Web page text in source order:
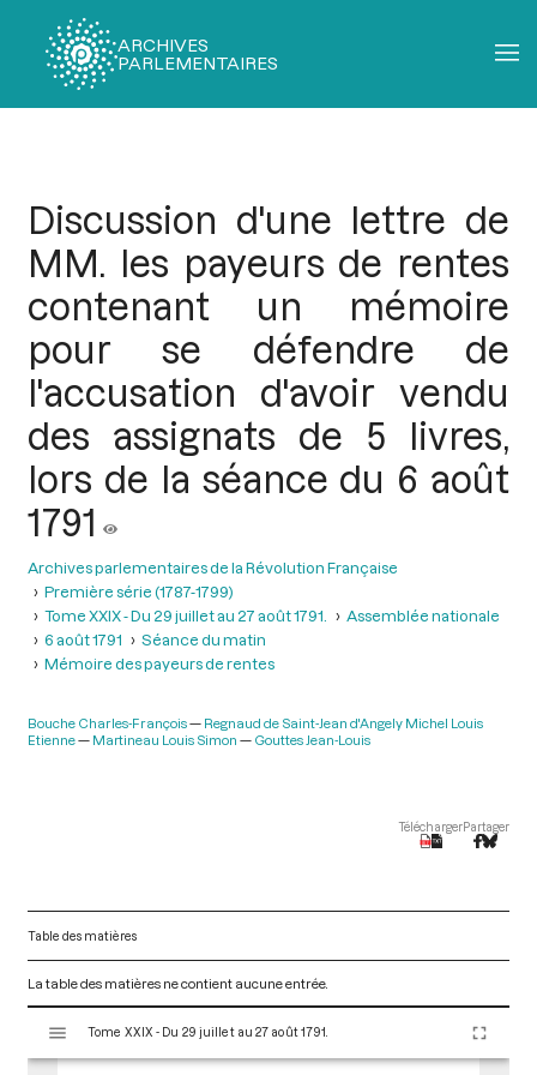
ARCHIVES
PARLEMENTAIRES
Discussion d'une lettre de
MM. les payeurs de rentes
contenant un mémoire
pour se défendre de
l'accusation d'avoir vendu
des assignats de 5 livres,
lors de la séance du 6 août
1791
Archives parlementaires de la Révolution Française
Première série (1787-1799)
Tome XXIX - Du 29 juillet au 27 août 1791.
Assemblée nationale
6 août 1791
Séance du matin
Mémoire des payeurs de rentes
Bouche Charles-François
Regnaud de Saint-Jean d'Angely Michel Louis
Etienne
Martineau Louis Simon Gouttes Jean-Louis
TéléchargerPartager
Table des matières
La table des matières ne contient aucune entrée.
s
Tome XXIX - Du 29 juillet au 27 août 1791.